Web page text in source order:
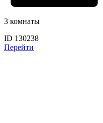
3 комнаты
ID 130238
Перейти